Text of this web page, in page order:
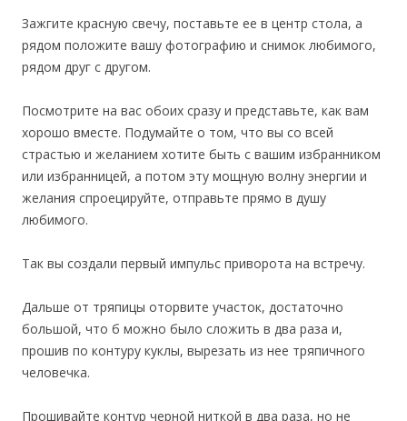
Зажгите красную свечу, поставьте ее в центр стола, а
рядом положите вашу фотографию и снимок любимого,
рядом друг с другом.
Посмотрите на вас обоих сразу и представьте, как вам
хорошо вместе. Подумайте о том, что вы со всей
страстью и желанием хотите быть с вашим избранником
или избранницей, а потом эту мощную волну энергии и
желания спроецируйте, отправьте прямо в душу
любимого.
Так вы создали первый импульс приворота на встречу.
Дальше от тряпицы оторвите участок, достаточно
большой, что б можно было сложить в два раза и,
прошив по контуру куклы, вырезать из нее тряпичного
человечка.
Прошивайте контур черной ниткой в два раза, но не